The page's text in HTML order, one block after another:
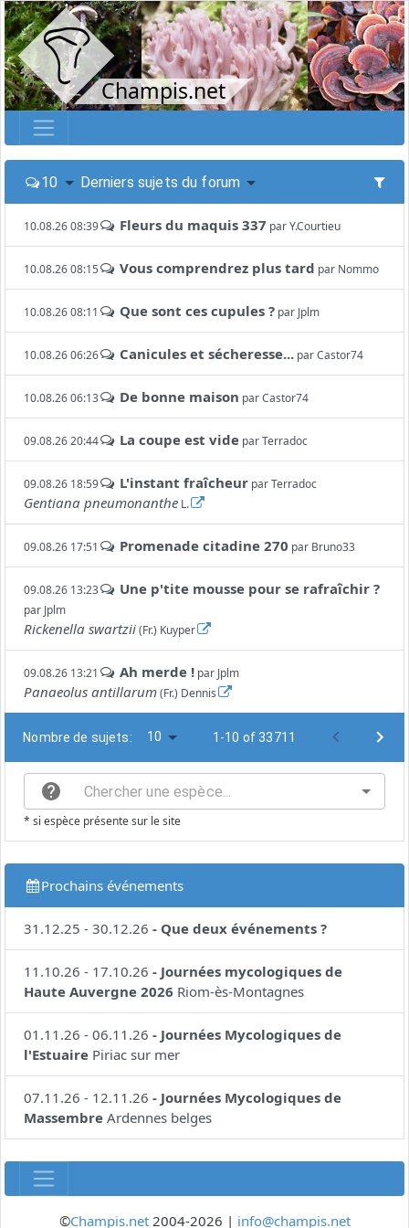
Champis.net
10 Derniers sujets du forum
10.08.26 08:39 Fleurs du maquis 337 parY.Courtieu
10.08.26 08:15 Vous comprendrez plus tard par Nommo
10.08.26 08:11 Que sont ces cupules ? par Jplm
10.08.26 06:26 Canicules et sécheresse... parCastor74
10.08.26 06:13 De bonne maison parCastor74
09.08.26 20:44 La coupe est vide parTerradoc
09.08.26 18:59 L'instant fraîcheur parTerradoc
Gentiana pneumonanthe L.
09.08.26 17:51 Promenade citadine 270 par Bruno33
09.08.26 13:23 Une p'tite mousse pour se rafraîchir ?
par Jplm
Rickenella swartzii(Fr.) Kuyper
09.08.26 13:21 Ah merde ! par Jplm
Panaeolus antillarum(Fr.) Dennis
Nombre de sujets: 10 1-10 of 33711
* si espèce présente sur le site
Prochains événements
31.12.25 - 30.12.26 - Que deux événements ?
11.10.26 - 17.10.26 - Journées mycologiques de
Haute Auvergne 2026 Riom-ès-Montagnes
01.11.26 - 06.11.26 - Journées Mycologiques de
l'Estuaire Piriac sur mer
07.11.26 - 12.11.26 - Journées Mycologiques de
Massembre Ardennes belges
©Champis.net2004-2026 | info@champis.net